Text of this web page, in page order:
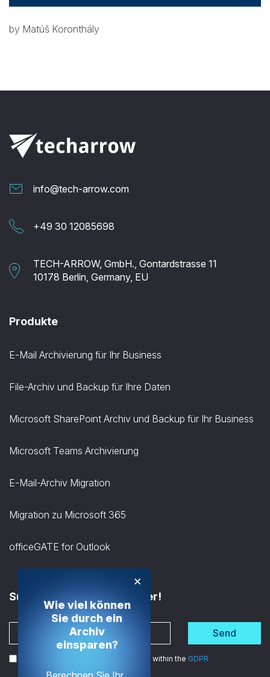
by Matúš Koronthály
info@tech-arrow.com
+49 30 12085698
TECH-ARROW, GmbH., Gontardstrasse 11
10178 Berlin, Germany, EU
Produkte
E-Mail Archivierung für Ihr Business
File-Archiv und Backup für Ihre Daten
Microsoft SharePoint Archiv und Backup für Ihr Business
Microsoft Teams Archivierung
E-Mail-Archiv Migration
Migration zu Microsoft 365
officeGATE for Outlook
Subscribe to the Newsletter!
Send
I agree to the processing of my data within the GDPR
×
Wie viel können
Sie durch ein
Archiv
einsparen?